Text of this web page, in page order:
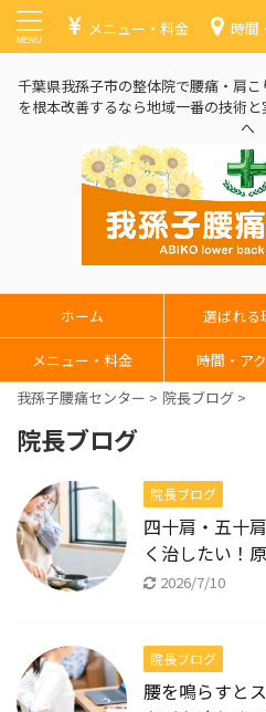
メニュー・料金 時間
千葉県我孫子市の整体院で腰痛・肩
を根本改善するなら地域一番の技術
へ
ホーム 選ばれる
メニュー・料金 時間・ア
我孫子腰痛センター > 院長ブログ >
院長ブログ
院長ブログ
四十肩・五十
く治したい！
2026/7/10
院長ブログ
腰を鳴らすと